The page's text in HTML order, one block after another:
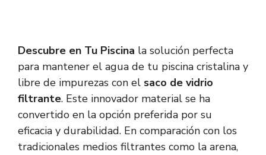
Descubre en Tu Piscina la solución perfecta
para mantener el agua de tu piscina cristalina y
libre de impurezas con el saco de vidrio
filtrante. Este innovador material se ha
convertido en la opción preferida por su
eficacia y durabilidad. En comparación con los
tradicionales medios filtrantes como la arena,